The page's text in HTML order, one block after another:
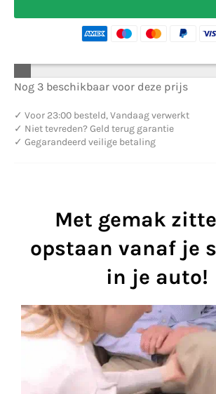
Nog 3 beschikbaar voor deze prijs
✓ Voor 23:00 besteld, Vandaag verwerkt
✓ Niet tevreden? Geld terug garantie
✓ Gegarandeerd veilige betaling
Met gemak
opstaan vanaf je
in je auto!